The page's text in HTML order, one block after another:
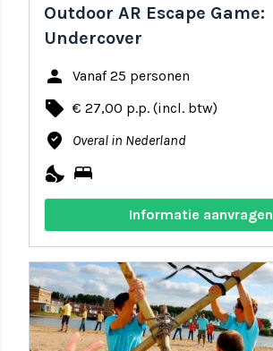
Outdoor AR Escape Game:
Undercover
person Vanaf 25 personen
local_offer € 27,00 p.p. (incl. btw)
where_to_vote Overal in Nederland
nights_stay bed
Informatie aanvragen